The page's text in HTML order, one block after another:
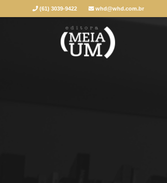
(61) 3039-9422 whd@whd.com.br